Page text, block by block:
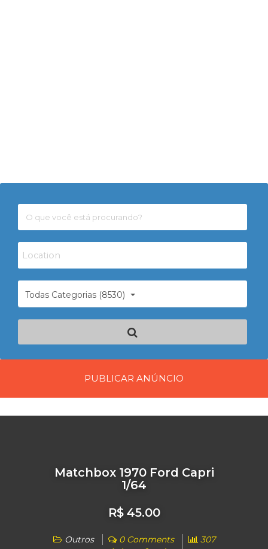
Todas Categorias (8530)
PUBLICAR ANÚNCIO
Matchbox 1970 Ford Capri
1/64
R$ 45.00
Outros 0 Comments
307